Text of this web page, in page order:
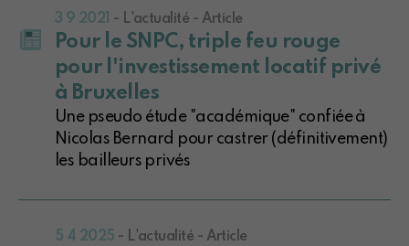
3 9 2021 - L'actualité - Article
Pour le SNPC, triple feu rouge
pour l'investissement locatif privé
à Bruxelles
Une pseudo étude "académique" confiée à
Nicolas Bernard pour castrer (définitivement)
les bailleurs privés
5 4 2025 - L'actualité - Article